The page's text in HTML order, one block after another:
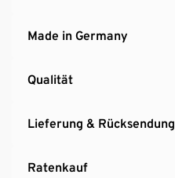
Made in Germany
Qualität
Lieferung & Rücksendung
Ratenkauf